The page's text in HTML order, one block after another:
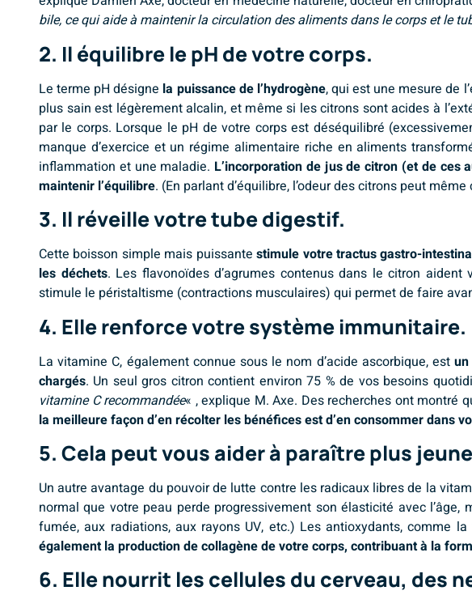
bile, ce qui aide à maintenir la circulation des aliments dans le corps et le
2. Il équilibre le pH de votre corps.
Le terme pH désigne la puissance de l’hydrogène, qui est une mesure de
plus sain est légèrement alcalin, et même si les citrons sont acides à
par le corps. Lorsque le pH de votre corps est déséquilibré
manque d’exercice et un régime alimentaire riche en aliments
inflammation et une maladie. L’incorporation de jus de citron (et de
maintenir l’équilibre. (En parlant d’équilibre, l’odeur des citrons peut
3. Il réveille votre tube digestif.
Cette boisson simple mais puissantestimule votre tractus gastro-
les déchets. Les flavonoïdes d’agrumes contenus dans le citron
stimule le péristaltisme (contractions musculaires) qui permet de faire
4. Elle renforce votre système immunitaire.
La vitamine C, également connue sous le nom d’acide ascorbique, est
chargés. Un seul gros citron contient environ 75 % de vos besoins
vitamine C recommandée« , explique M. Axe. Des recherches ont montré
la meilleure façon d’en récolter les bénéfices est d’en consommer dans
5. Cela peut vous aider à paraître plus
Un autre avantage du pouvoir de lutte contre les radicaux libres de la
normal que votre peau perde progressivement son élasticité avec
fumée, aux radiations, aux rayons UV, etc.) Les antioxydants, comme
également la production de collagène de votre corps, contribuant à la
6. Elle nourrit les cellules du cerveau, des